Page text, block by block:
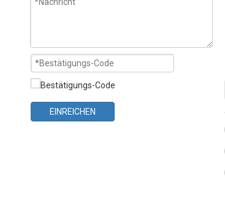
EINREICHEN